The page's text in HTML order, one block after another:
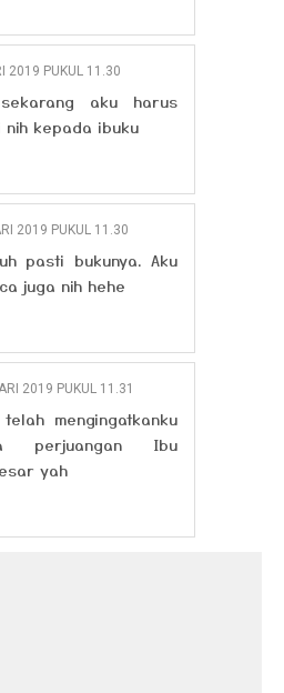
2019 PUKUL 11.30
aku harus
kepada ibuku
2019 PUKUL 11.30
pasti bukunya. Aku
juga nih hehe
2019 PUKUL 11.31
mengingatkanku
perjuangan Ibu
yah